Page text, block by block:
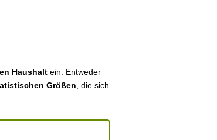
Haushalt ein. Entweder
Größen , die sich